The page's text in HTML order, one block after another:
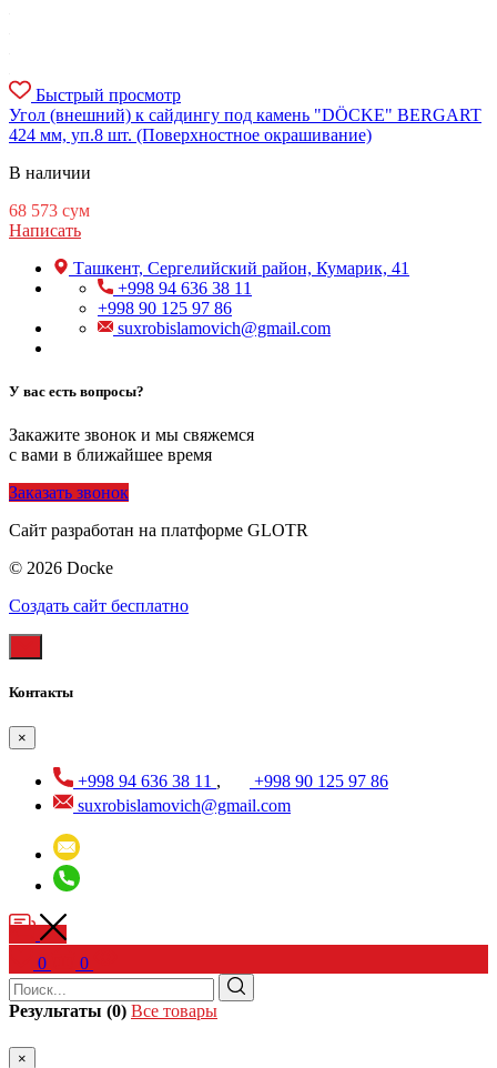
Быстрый просмотр
Угол (внешний) к сайдингу под камень "DÖCKE" BERGART
424 мм, уп.8 шт. (Поверхностное окрашивание)
В наличии
68 573 сум
Написать
Ташкент, Сергелийский район, Кумарик, 41
+998 94 636 38 11
+998 90 125 97 86
suxrobislamovich@gmail.com
У вас есть вопросы?
Закажите звонок и мы свяжемся
с вами в ближайшее время
Заказать звонок
Сайт разработан на платформе GLOTR
© 2026 Docke
Создать cайт бесплатно
Контакты
×
+998 94 636 38 11 ,
+998 90 125 97 86
suxrobislamovich@gmail.com
0 0
Результаты (0) Все товары
×